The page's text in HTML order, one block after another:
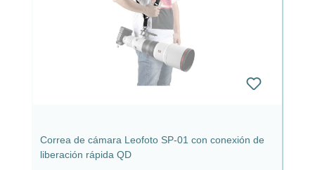
Correa de cámara Leofoto SP-01 con conexión de
liberación rápida QD